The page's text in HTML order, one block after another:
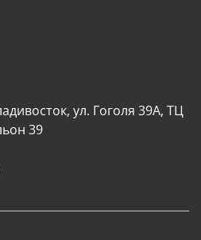
ул. Гоголя 39А, ТЦ
39